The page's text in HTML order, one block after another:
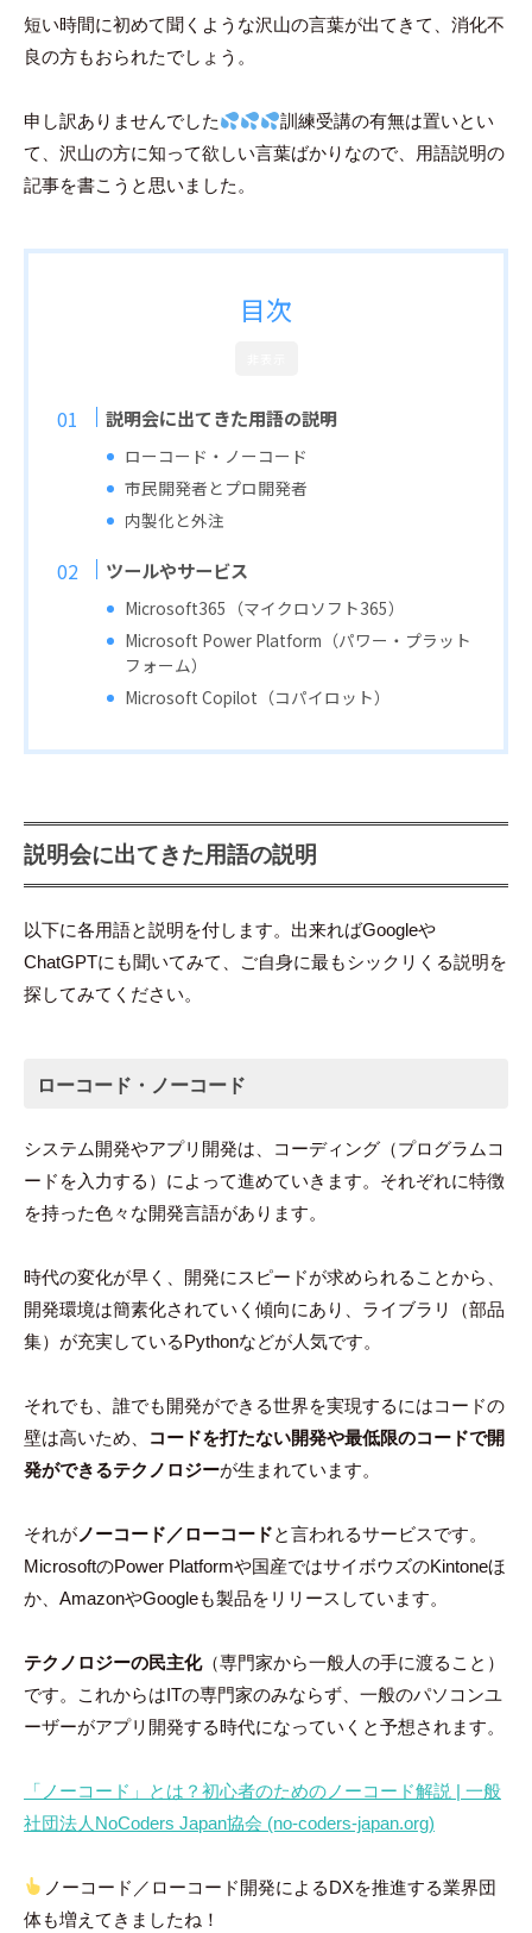
短い時間に初めて聞くような沢山の言葉が出てきて、消化不
良の方もおられたでしょう。
申し訳ありませんでした
訓練受講の有無は置いとい
て、沢山の方に知って欲しい言葉ばかりなので、用語説明の
記事を書こうと思いました。
目次
説明会に出てきた用語の説明
ローコード・ノーコード
市民開発者とプロ開発者
内製化と外注
ツールやサービス
Microsoft365（マイクロソフト365）
Microsoft Power Platform（パワー・プラット
フォーム）
Microsoft Copilot（コパイロット）
説明会に出てきた用語の説明
以下に各用語と説明を付します。出来ればGoogleや
ChatGPTにも聞いてみて、ご自身に最もシックリくる説明を
探してみてください。
ローコード・ノーコード
システム開発やアプリ開発は、コーディング（プログラムコ
ードを入力する）によって進めていきます。それぞれに特徴
を持った色々な開発言語があります。
時代の変化が早く、開発にスピードが求められることから、
開発環境は簡素化されていく傾向にあり、ライブラリ（部品
集）が充実しているPythonなどが人気です。
それでも、誰でも開発ができる世界を実現するにはコードの
壁は高いため、
コードを打たない開発や最低限のコードで開
発ができるテクノロジーが生まれています。
それが ノーコード／ローコードと言われるサービスです。
MicrosoftのPower Platformや国産ではサイボウズのKintoneほ
か、AmazonやGoogleも製品をリリースしています。
テクノロジーの民主化（専門家から一般人の手に渡ること）
です。これからはITの専門家のみならず、一般のパソコンユ
ーザーがアプリ開発する時代になっていくと予想されます。
「ノーコード」とは？初心者のためのノーコード解説 | 一般
社団法人NoCoders Japan協会 (no-coders-japan.org)
ノーコード／ローコード開発によるDXを推進する業界団
体も増えてきましたね！